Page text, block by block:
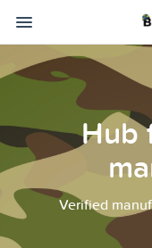
Hub
Verified